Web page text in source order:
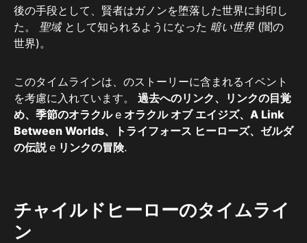
後の手段として、賢者はガノンを堕落した世界に封印し
た。 聖域として知られるようになった 暗い世界 (闇の
世界)。
このタイムラインは、のストーリーに含まれるイベント
を考慮に入れています。 過去へのリンク、リンクの目覚
め、季節のオラクルe オラクル オブ エイジズ、A Link
Between Worlds、トライフォース ヒーローズ、ゼルダ
の伝説e リンクの冒険.
チャイルドヒーローのタイムライ
ン